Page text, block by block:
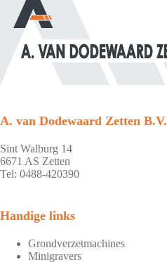
A. van Dodewaard Zetten B.V.
Sint Walburg 14
6671 AS Zetten
Tel: 0488-420390
Handige links
Grondverzetmachines
Minigravers